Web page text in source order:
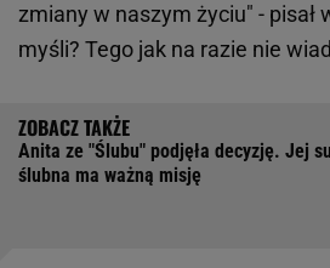
zmiany w naszym życiu" - pisał
myśli? Tego jak na razie nie
Anita ze "Ślubu" podjęła decyzję. Jej
ślubna ma ważną misję